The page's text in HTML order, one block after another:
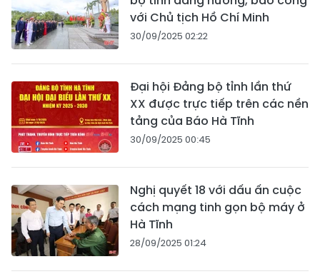
với Chủ tịch Hồ Chí Minh
30/09/2025 02:22
Đại hội Đảng bộ tỉnh lần thứ
XX được trực tiếp trên các nền
tảng của Báo Hà Tĩnh
30/09/2025 00:45
Nghị quyết 18 với dấu ấn cuộc
cách mạng tinh gọn bộ máy ở
Hà Tĩnh
28/09/2025 01:24